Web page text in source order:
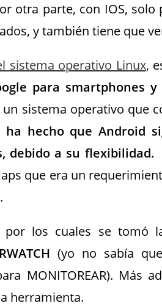
otra parte, con IOS,
y también tiene que
sistema operativo Linux,
para smartphones
sistema operativo que
ha hecho que Android
debido a su flexibilidad.
que era un
los cuales se tomó
(yo no sabía
MONITOREAR). Más
herramienta.